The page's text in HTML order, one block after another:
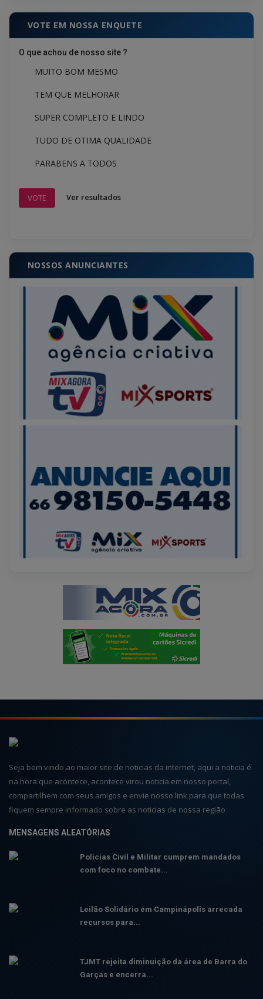
VOTE EM NOSSA ENQUETE
O que achou de nosso site ?
MUITO BOM MESMO
TEM QUE MELHORAR
SUPER COMPLETO E LINDO
TUDO DE OTIMA QUALIDADE
PARABENS A TODOS
VOTE Ver resultados
NOSSOS ANUNCIANTES
Seja bem vindo ao maior site de noticias da internet, aqui a noticia é
na hora que acontece, acontece virou noticia em nosso portal,
compartilhem com seus amigos e envie nosso link para que todas
fiquem sempre informado sobre as noticias de nossa região
MENSAGENS ALEATÓRIAS
Polícias Civil e Militar cumprem mandados
com foco no combate...
Leilão Solidário em Campinápolis arrecada
recursos para...
TJMT rejeita diminuição da área de Barra do
Garças e encerra...